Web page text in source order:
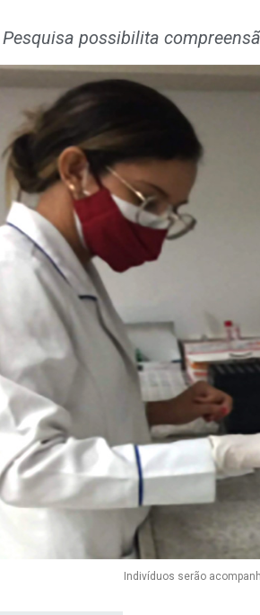
Pesquisa possibilita
Indivíduos serão